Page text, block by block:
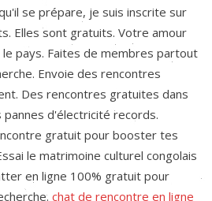
se prépare, je suis inscrite sur
Elles sont gratuits. Votre amour
pays. Faites de membres partout
Envoie des rencontres
Des rencontres gratuites dans
d'électricité records.
gratuit pour booster tes
le matrimoine culturel congolais
en ligne 100% gratuit pour
chat de rencontre en ligne